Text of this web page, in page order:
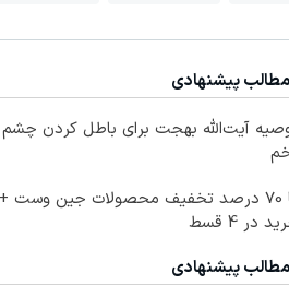
مطالب پیشنهادی
آیت‌الله بهجت برای باطل کردن چشم
تا 70 درصد تخفیف محصولات جین وست +
در 4 قسط
مطالب پیشنهادی